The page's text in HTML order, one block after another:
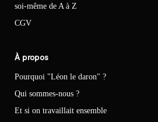
soi-même de A à Z
CGV
À propos
Pourquoi "Léon le daron" ?
Qui sommes-nous ?
Et si on travaillait ensemble